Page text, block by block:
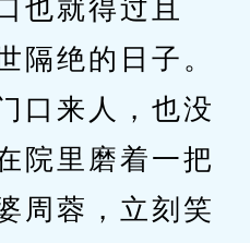
也就得过且
隔绝的日子。
来人，也没
院里磨着一把
周蓉，立刻笑